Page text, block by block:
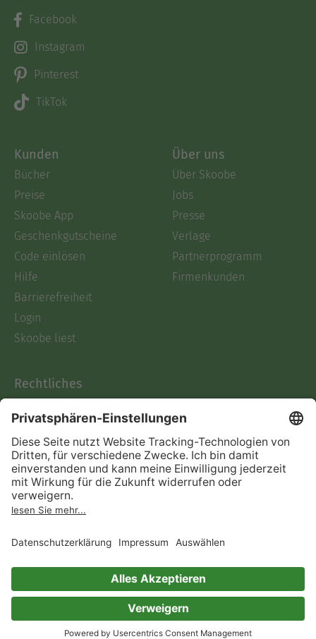
Facebook
Instagram
Pinterest
TikTok
Kunden
Bücher
Preise
Skoobe App
Geschenkgutscheine
Code einlösen
Hilfe
Barrierefreiheit
Login
Skoobe liest
Über uns
Über Skoobe
Jobs
Presse
Verlage
Partnerprogramm
Firmenkunden
Rechtliches
AGB
Informationen nach Data
Act
Verträge hier kündigen
Impressum
Immer ein gutes Buch